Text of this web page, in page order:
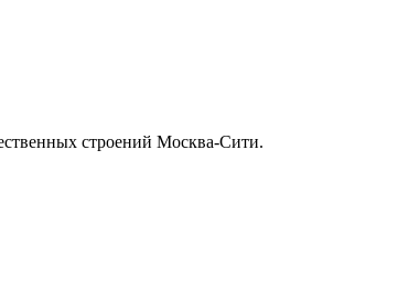
строений Москва-Сити.